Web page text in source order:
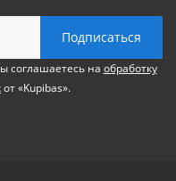
соглашаетесь на обработку
от «Kupibas».